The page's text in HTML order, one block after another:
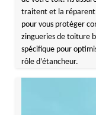
traitent et la réparent
pour vous protéger
zingueries de toiture
spécifique pour
rôle d’étancheur.